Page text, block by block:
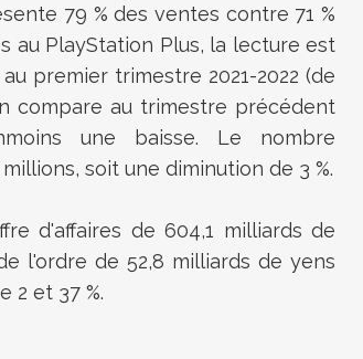
79 % des ventes contre 71 %
au PlayStation Plus, la lecture est
premier trimestre 2021-2022 (de
compare au trimestre précédent
une baisse. Le nombre
soit une diminution de 3 %.
d'affaires de 604,1 milliards de
l'ordre de 52,8 milliards de yens
2 et 37 %.